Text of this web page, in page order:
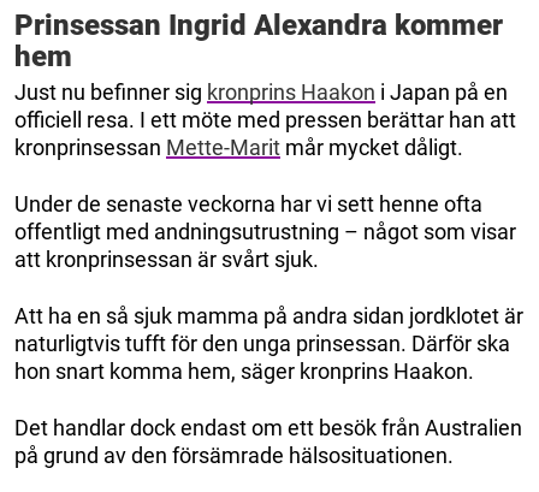
Prinsessan Ingrid Alexandra kommer
hem
Just nu befinner sig kronprins Haakon i Japan på en
officiell resa. I ett möte med pressen berättar han att
kronprinsessan Mette-Marit mår mycket dåligt.
Under de senaste veckorna har vi sett henne ofta
offentligt med andningsutrustning – något som visar
att kronprinsessan är svårt sjuk.
Att ha en så sjuk mamma på andra sidan jordklotet är
naturligtvis tufft för den unga prinsessan. Därför ska
hon snart komma hem, säger kronprins Haakon.
Det handlar dock endast om ett besök från Australien
på grund av den försämrade hälsosituationen.